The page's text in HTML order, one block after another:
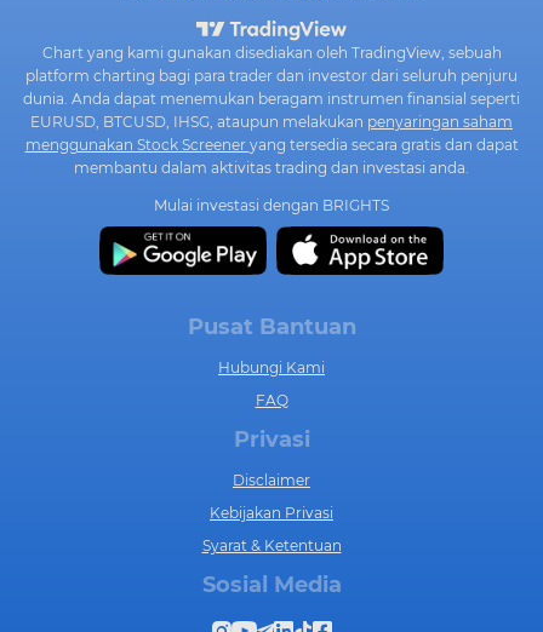
Chart yang kami gunakan disediakan oleh TradingView, sebuah
platform charting bagi para trader dan investor dari seluruh penjuru
dunia. Anda dapat menemukan beragam instrumen finansial seperti
EURUSD, BTCUSD, IHSG, ataupun melakukan penyaringan saham
menggunakan Stock Screener yang tersedia secara gratis dan dapat
membantu dalam aktivitas trading dan investasi anda.
Mulai investasi dengan BRIGHTS
Pusat Bantuan
Hubungi Kami
FAQ
Privasi
Disclaimer
Kebijakan Privasi
Syarat & Ketentuan
Sosial Media